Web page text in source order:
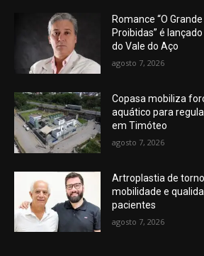
Romance “O
Proibidas” é
do Vale do Aço
agosto 7, 2026
Copasa mobiliza
aquático para
em Timóteo
agosto 7, 2026
Artroplastia de
mobilidade e
pacientes
agosto 7, 2026